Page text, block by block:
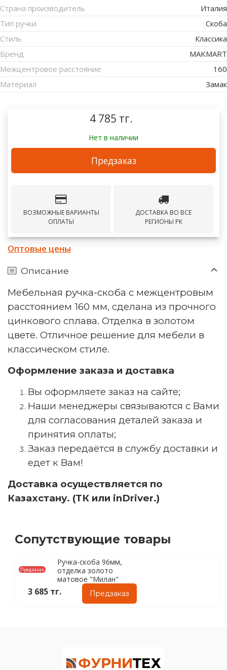
Страна производитель
Италия
Тип ручки
Скоба
Стиль
Классика
Бренд
MAKMART
Межцентровое расстояние
160
Материал
Замак
4 785 тг.
Нет в наличии
Предзаказ
ВОЗМОЖНЫЕ ВАРИАНТЫ
ОПЛАТЫ
ДОСТАВКА ВО ВСЕ
РЕГИОНЫ РК
Оптовые цены
Описание
Мебельная ручка-скоба с межцентровым
расстоянием 160 мм, сделана из прочного
цинкового сплава. Отделка в золотом
цвете. Отличное решение для мебели в
классическом стиле.
Оформление заказа и доставка
Вы оформляете заказ на сайте;
Наши менеджеры связываются с Вами
для согласования деталей заказа и
принятия оплаты;
Заказ передаётся в службу доставки и
едет к Вам!
Доставка осуществляется по
Казахстану. (ТК или inDriver.)
Сопутствующие товары
Предзаказ
Ручка-скоба 96мм,
отделка золото
матовое "Милан"
3 685 тг. Предзаказ